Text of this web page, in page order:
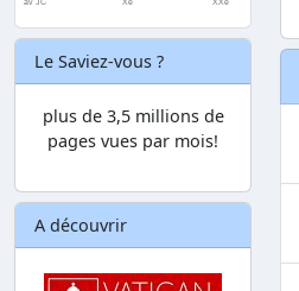
Le Saviez-vous ?
plus de 3,5 millions de
pages vues par mois!
A découvrir